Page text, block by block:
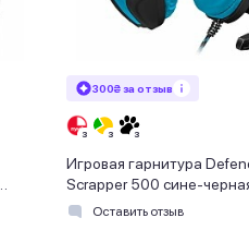
300₴ за отзыв
Игровая гарнитура
Scrapper 500 сине-
x 3,5 ммОставить отзыв